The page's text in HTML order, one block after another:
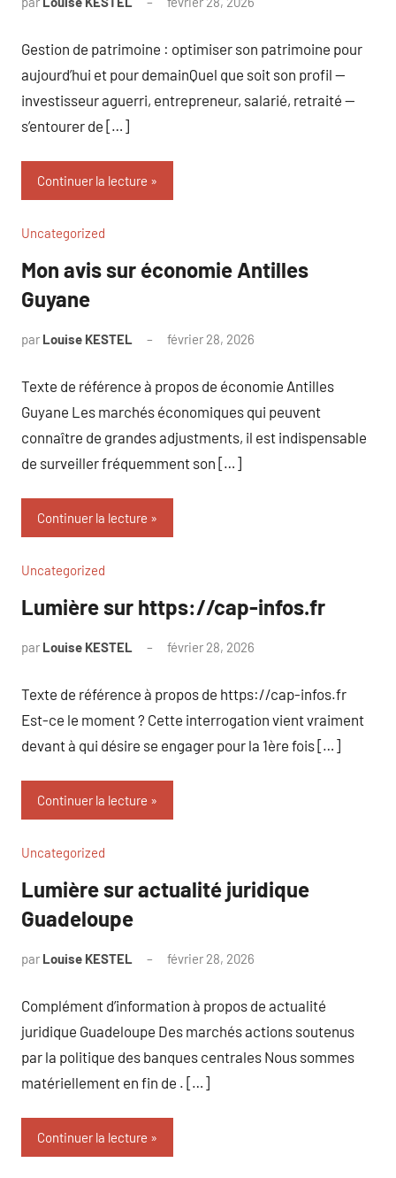
Gestion de patrimoine : optimiser son patrimoine pour
aujourd’hui et pour demainQuel que soit son profil —
investisseur aguerri, entrepreneur, salarié, retraité —
s’entourer de […]
Continuer la lecture
Uncategorized
Mon avis sur économie Antilles
Guyane
par Louise KESTEL février 28, 2026
Texte de référence à propos de économie Antilles
Guyane Les marchés économiques qui peuvent
connaître de grandes adjustments, il est indispensable
de surveiller fréquemment son […]
Continuer la lecture
Uncategorized
Lumière sur https://cap-infos.fr
par Louise KESTEL février 28, 2026
Texte de référence à propos de https://cap-infos.fr
Est-ce le moment ? Cette interrogation vient vraiment
devant à qui désire se engager pour la 1ère fois […]
Continuer la lecture
Uncategorized
Lumière sur actualité juridique
Guadeloupe
par Louise KESTEL février 28, 2026
Complément d’information à propos de actualité
juridique Guadeloupe Des marchés actions soutenus
par la politique des banques centrales Nous sommes
matériellement en fin de . […]
Continuer la lecture